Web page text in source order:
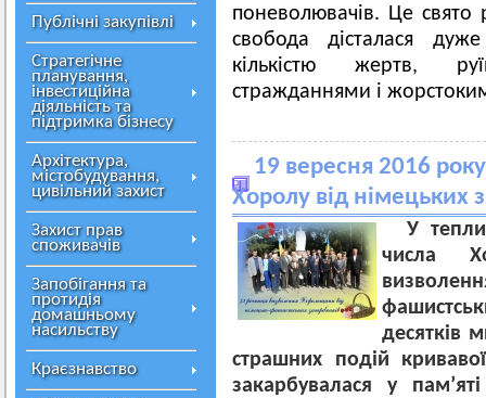
Публічні закупівлі
Стратегічне
планування,
інвестиційна
діяльність та
підтримка бізнесу
Архітектура,
містобудування,
цивільний захист
Захист прав
споживачів
Запобігання та
протидія
домашньому
насильству
Краєзнавство
поневолювачів. Це свято
свобода дісталася
кількістю жертв,
стражданнями і
19 вересня 2016
Хоролу від німецьких
У
числа
десятків
страшних подій
закарбувалася у